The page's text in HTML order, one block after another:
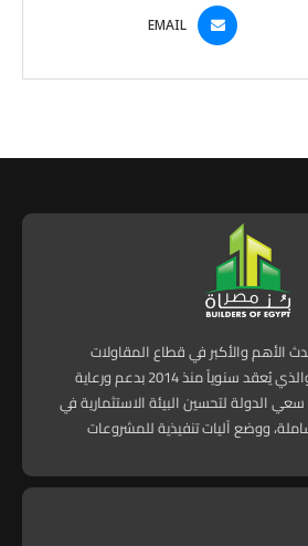
EMAIL
الأهم والأكبر في قطاع المقاولات
والتشييد والبناء في مصر والذي يُعقد سنوياً منذ 2014 بدعم ورعاية
الدولة لتحسين البيئة الاستثمارية في
ووضع آليات تنفيذية للمشروعات